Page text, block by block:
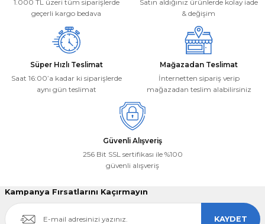
Bu ürüne benzer farklı alternatifler olmalı.
1.000 TL üzeri tüm siparişlerde
geçerli kargo bedava
Satın aldığınız ürünlerde kolay iade
& değişim
Süper Hızlı Teslimat
Saat 16:00’a kadar ki siparişlerde
aynı gün teslimat
Mağazadan Teslimat
İnternetten sipariş verip
mağazadan teslim alabilirsiniz
Güvenli Alışveriş
256 Bit SSL sertifikası ile %100
güvenli alışveriş
Kampanya Fırsatlarını Kaçırmayın
KAYDET